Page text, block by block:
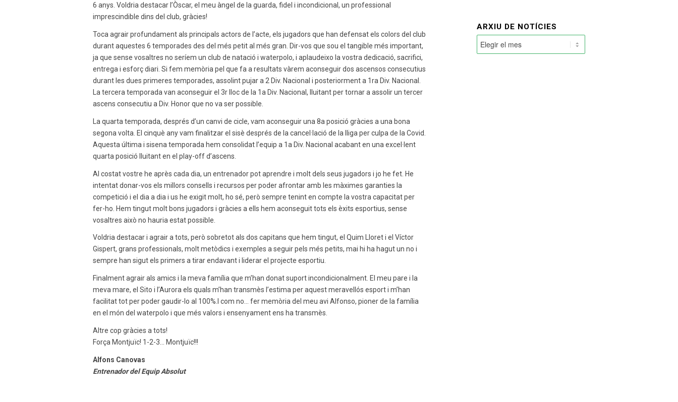
6 anys. Voldria destacar l’Òscar, el meu àngel de la guarda, fidel i incondicional, un professional
imprescindible dins del club, gràcies!
Toca agrair profundament als principals actors de l’acte, els jugadors que han defensat els colors del club
durant aquestes 6 temporades des del més petit al més gran. Dir-vos que sou el tangible més important,
ja que sense vosaltres no seríem un club de natació i waterpolo, i aplaudeixo la vostra dedicació, sacrifici,
entrega i esforç diari. Si fem memòria pel que fa a resultats vàrem aconseguir dos ascensos consecutius
durant les dues primeres temporades, assolint pujar a 2 Div. Nacional i posteriorment a 1ra Div. Nacional.
La tercera temporada van aconseguir el 3r lloc de la 1a Div. Nacional, lluitant per tornar a assolir un tercer
ascens consecutiu a Div. Honor que no va ser possible.
La quarta temporada, després d’un canvi de cicle, vam aconseguir una 8a posició gràcies a una bona
segona volta. El cinquè any vam finalitzar el sisè després de la cancel·lació de la lliga per culpa de la Covid.
Aquesta última i sisena temporada hem consolidat l’equip a 1a Div. Nacional acabant en una excel·lent
quarta posició lluitant en el play-off d’ascens.
Al costat vostre he après cada dia, un entrenador pot aprendre i molt dels seus jugadors i jo he fet. He
intentat donar-vos els millors consells i recursos per poder afrontar amb les màximes garanties la
competició i el dia a dia i us he exigit molt, ho sé, però sempre tenint en compte la vostra capacitat per
fer-ho. Hem tingut molt bons jugadors i gràcies a ells hem aconseguit tots els èxits esportius, sense
vosaltres això no hauria estat possible.
Voldria destacar i agrair a tots, però sobretot als dos capitans que hem tingut, el Quim Lloret i el Víctor
Gispert, grans professionals, molt metòdics i exemples a seguir pels més petits, mai hi ha hagut un no i
sempre han sigut els primers a tirar endavant i liderar el projecte esportiu.
Finalment agrair als amics i la meva família que m’han donat suport incondicionalment. El meu pare i la
meva mare, el Sito i l’Aurora els quals m’han transmès l’estima per aquest meravellós esport i m’han
facilitat tot per poder gaudir-lo al 100%.I com no… fer memòria del meu avi Alfonso, pioner de la família
en el món del waterpolo i que més valors i ensenyament ens ha transmès.
Altre cop gràcies a tots!
Força Montjuïc! 1-2-3… Montjuïc!!!
Alfons Canovas
Entrenador del Equip Absolut
ARXIU DE NOTÍCIES